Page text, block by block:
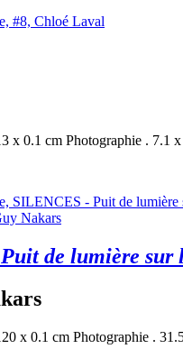
x 0.1 cm Photographie . 7.1
de lumière sur
x 0.1 cm Photographie .